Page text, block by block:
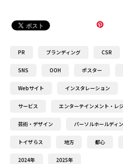
PR ブランディング CSR
SNS OOH ポスター
Webサイト インスタレーション
サービス エンターテインメント・レ
芸術・デザイン パーソルホールディ
トイザらス 地方 都心
2024年 2025年